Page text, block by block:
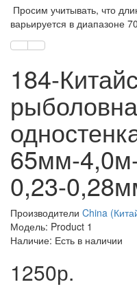
Просим учитывать, что
варьируется в диапазоне
184-
65мм-
0,23-
Производители China
Модель: Product 1
Наличие: Есть в наличии
1250р.